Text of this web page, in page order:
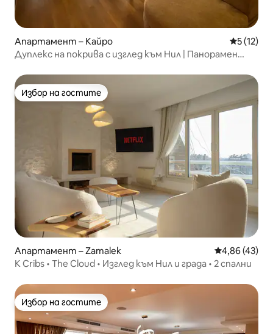
Апартамент – Кайро Средна
5 (12)
Дуплекс на покрива с изглед към Нил | Панорамен
Избор на гостите
Избор на гостите
Апартамент – Zamalek Средна
4,86 (43)
K Cribs • The Cloud • Изглед към Нил и града • 2 спални
Избор на гостите
Избор на гостите